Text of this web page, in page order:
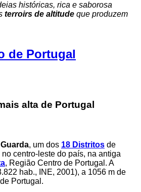
históricas, rica e saborosa
terroirs de altitude que produzem
de Portugal
alta de Portugal
Guarda, um dos 18 Distritos de
centro-leste do país, na antiga
, Região Centro de Portugal. A
hab., INE, 2001), a 1056 m de
Portugal.